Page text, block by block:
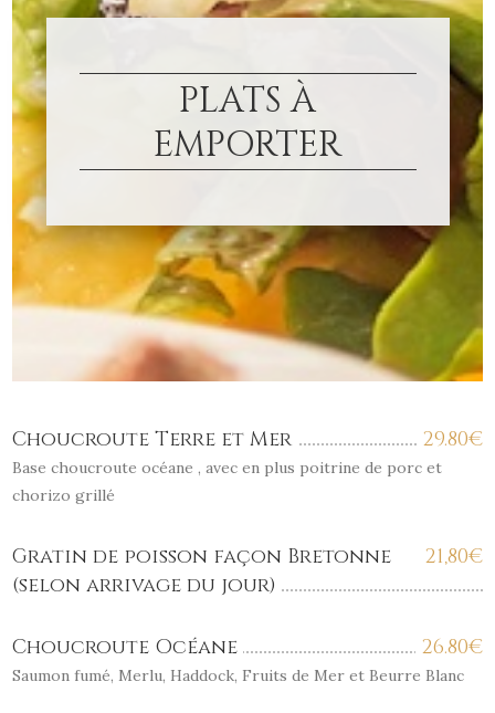
PLATS À
EMPORTER
29.80€
Choucroute Terre et Mer
Base choucroute océane , avec en plus poitrine de porc et
chorizo grillé
21,80€
Gratin de poisson façon Bretonne
(selon arrivage du jour)
26.80€
Choucroute Océane
Saumon fumé, Merlu, Haddock, Fruits de Mer et Beurre Blanc